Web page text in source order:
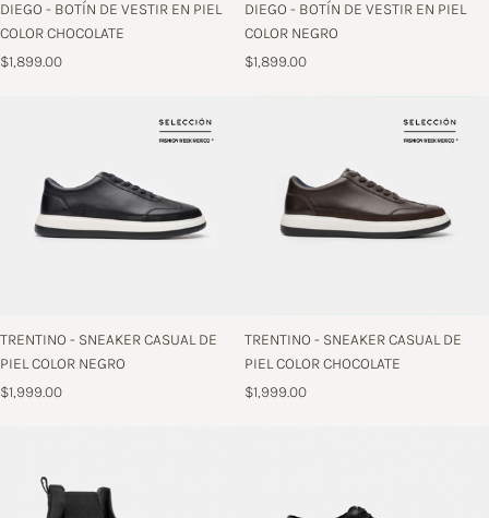
DIEGO - BOTÍN DE VESTIR EN PIEL
COLOR CHOCOLATE
$1,899.00
DIEGO - BOTÍN DE VESTIR EN PIEL
COLOR NEGRO
$1,899.00
TRENTINO - SNEAKER CASUAL DE
PIEL COLOR NEGRO
$1,999.00
TRENTINO - SNEAKER CASUAL DE
PIEL COLOR CHOCOLATE
$1,999.00